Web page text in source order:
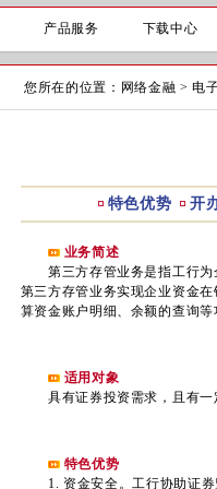
产品服务 下载中心
您所在的位置： 网络金融 >电
特色优势 开
业务简述
第三方存管业务是指工行为
第三方存管业务实现企业资金
算资金账户明细、余额的查询等
适用对象
具有证券投资需求，且有一
特色优势
1. 资金安全。工行协助证券